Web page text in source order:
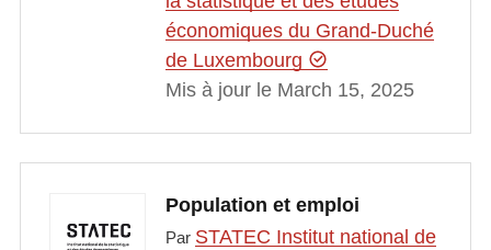
économiques du Grand-Duché
de Luxembourg
Mis à jour le March 15, 2025
Population et emploi
Par STATEC Institut national de